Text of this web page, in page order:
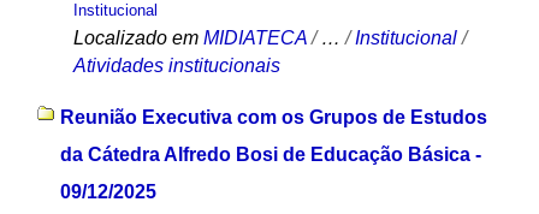
Institucional
Localizado em MIDIATECA / …/Institucional /
Atividades institucionais
Reunião Executiva com os Grupos de Estudos
da Cátedra Alfredo Bosi de Educação Básica -
09/12/2025